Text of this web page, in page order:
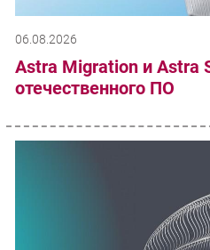
06.08.2026
Astra Migration и Astra
отечественного ПО